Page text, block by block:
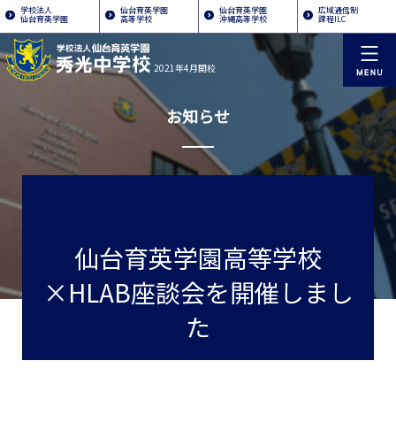
学校法人
仙台育英学園
仙台育英学園
高等学校
仙台育英学園
沖縄高等学校
広域通信制
課程ILC
2021年4月開校
お知らせ
仙台育英学園高等学校
×HLAB座談会を開催しまし
た